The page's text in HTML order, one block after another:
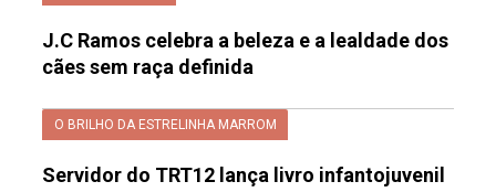
J.C Ramos celebra a beleza e a lealdade dos
cães sem raça definida
O BRILHO DA ESTRELINHA MARROM
Servidor do TRT12 lança livro infantojuvenil